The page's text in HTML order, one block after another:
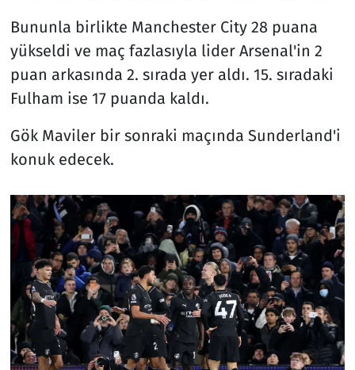
Bununla birlikte Manchester City 28 puana
yükseldi ve maç fazlasıyla lider Arsenal'in 2
puan arkasında 2. sırada yer aldı. 15. sıradaki
Fulham ise 17 puanda kaldı.
Gök Maviler bir sonraki maçında Sunderland'i
konuk edecek.